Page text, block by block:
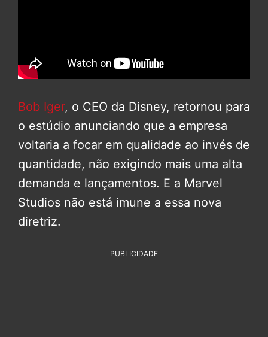
Bob Iger, o CEO da Disney, retornou para
o estúdio anunciando que a empresa
voltaria a focar em qualidade ao invés de
quantidade, não exigindo mais uma alta
demanda e lançamentos. E a Marvel
Studios não está imune a essa nova
diretriz.
PUBLICIDADE